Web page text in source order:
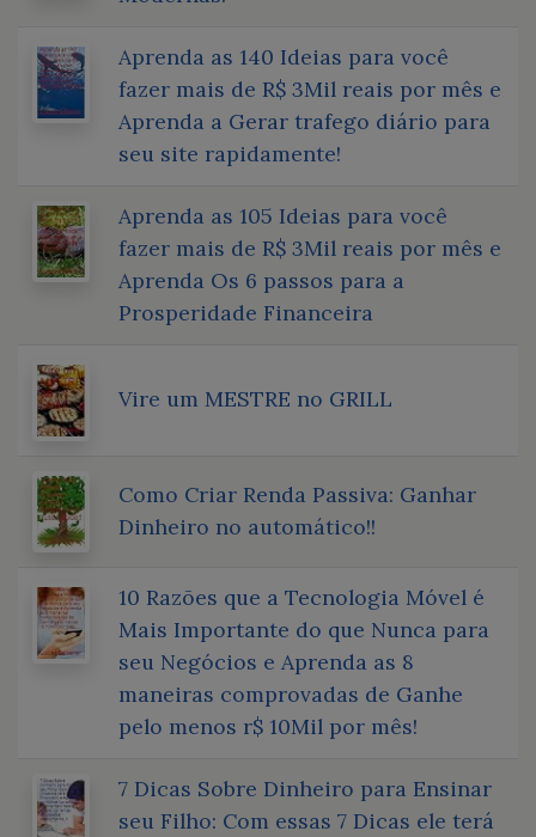
Aprenda as 140 Ideias para você
fazer mais de R$ 3Mil reais por mês e
Aprenda a Gerar trafego diário para
seu site rapidamente!
Aprenda as 105 Ideias para você
fazer mais de R$ 3Mil reais por mês e
Aprenda Os 6 passos para a
Prosperidade Financeira
Vire um MESTRE no GRILL
Como Criar Renda Passiva: Ganhar
Dinheiro no automático!!
10 Razões que a Tecnologia Móvel é
Mais Importante do que Nunca para
seu Negócios e Aprenda as 8
maneiras comprovadas de Ganhe
pelo menos r$ 10Mil por mês!
7 Dicas Sobre Dinheiro para Ensinar
seu Filho: Com essas 7 Dicas ele terá